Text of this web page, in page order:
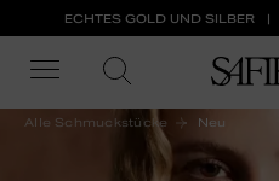
ECHTES GOLD UND SILBER
Alle Schmuckstücke Neu